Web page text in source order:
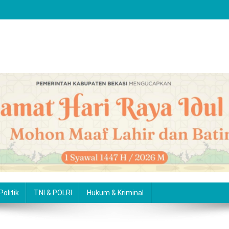
Politik TNI & POLRI Hukum & Kriminal